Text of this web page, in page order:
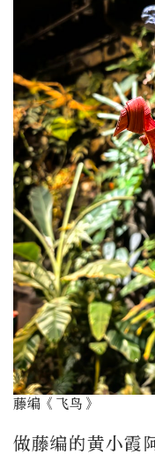
藤编《飞鸟》
做藤编的黄小霞